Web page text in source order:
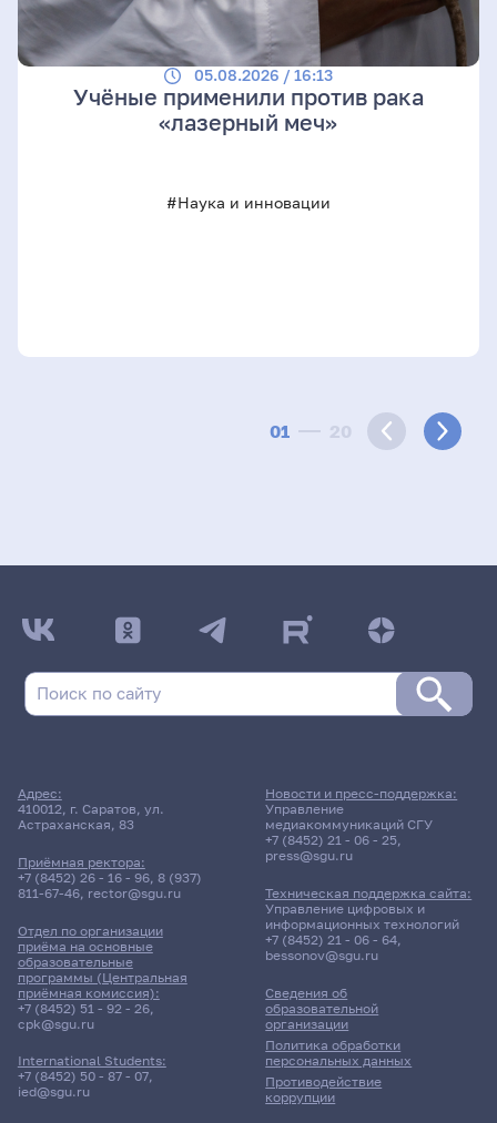
01 20
05.08.2026 / 16:13
Учёные применили против рака
«лазерный меч»
#Наука и инновации
Адрес:
410012, г. Саратов, ул.
Астраханская, 83
Приёмная ректора:
+7 (8452) 26 - 16 - 96, 8 (937)
811-67-46, rector@sgu.ru
Отдел по организации
приёма на основные
образовательные
программы (Центральная
приёмная комиссия):
+7 (8452) 51 - 92 - 26,
cpk@sgu.ru
International Students:
+7 (8452) 50 - 87 - 07,
ied@sgu.ru
Сведения об
образовательной
организации
Политика обработки
персональных данных
Противодействие
коррупции
Новости и пресс-поддержка:
Управление
медиакоммуникаций СГУ
+7 (8452) 21 - 06 - 25,
press@sgu.ru
Техническая поддержка сайта:
Управление цифровых и
информационных технологий
+7 (8452) 21 - 06 - 64,
bessonov@sgu.ru